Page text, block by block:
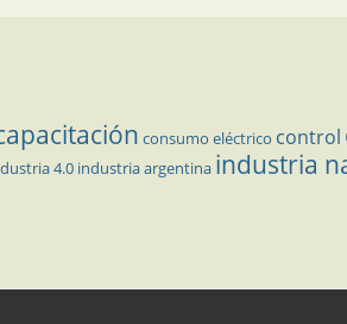
consumo eléctrico control
4.0 industria argentina industria